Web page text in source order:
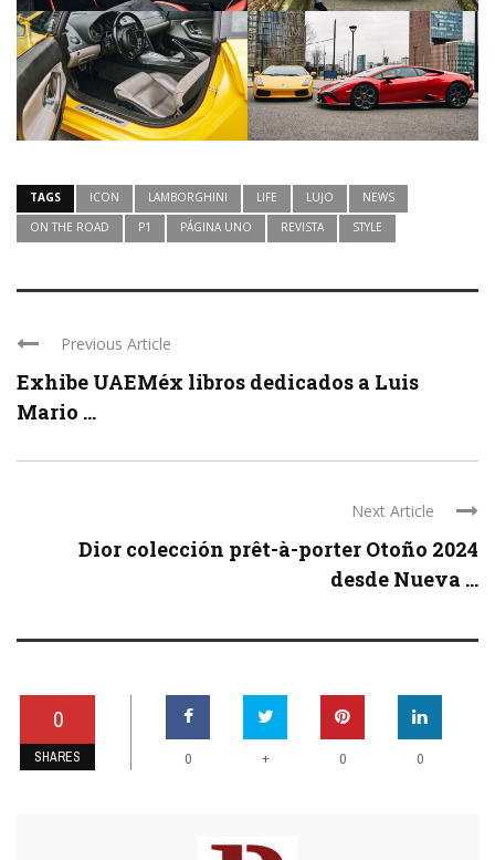
TAGS ICON LAMBORGHINI LIFE LUJO
NEWS
ON THE ROAD
P1 PÁGINA UNO REVISTA STYLE
Previous Article
Exhibe UAEMéx libros dedicados a Luis
Mario ...
Next Article
Dior colección prêt-à-porter Otoño 2024
desde Nueva ...
0
SHARES 0 + 0 0